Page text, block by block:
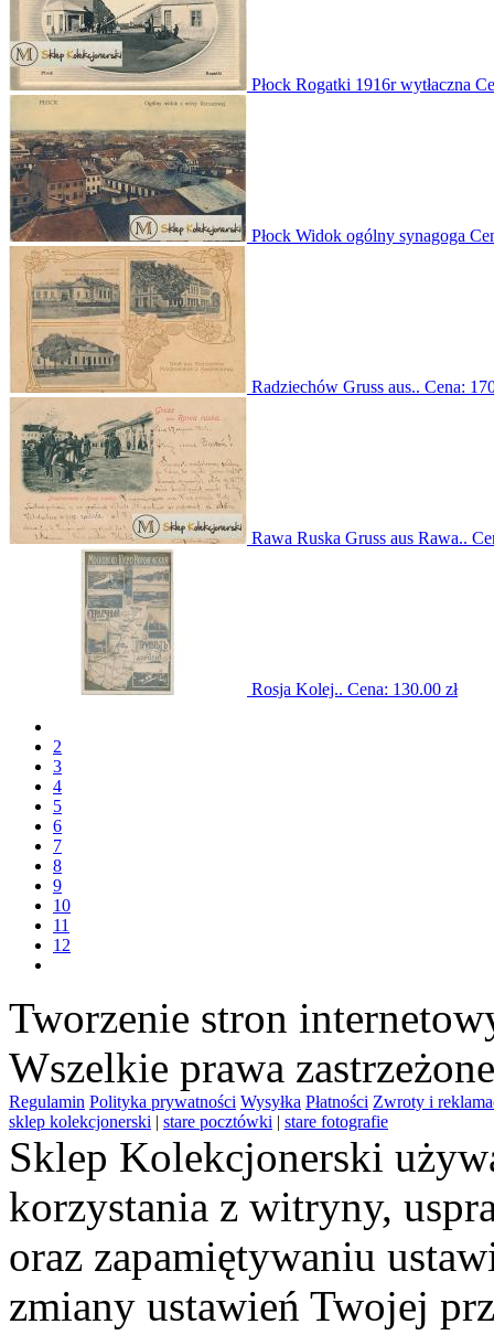
Płock Rogatki 1916r wytłaczna
Płock Widok ogólny synagoga
Radziechów Gruss aus.. Cena:
Rawa Ruska Gruss aus Rawa..
Rosja Kolej.. Cena: 130.00 zł
2
3
4
5
6
7
8
9
10
11
12
Tworzenie stron
Wszelkie prawa
Regulamin Polityka prywatności Wysyłka Płatności Zwroty i
sklep kolekcjonerski | stare pocztówki | stare fotografie
Sklep Kolekcjonerski
korzystania z witryny,
oraz zapamiętywaniu
zmiany ustawień Twojej